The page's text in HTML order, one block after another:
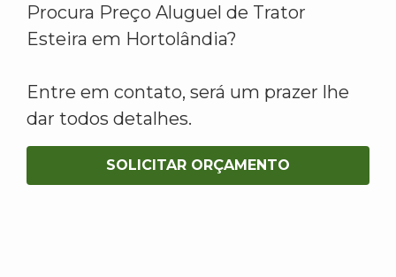
Procura Preço Aluguel de Trator
Esteira em Hortolândia?
Entre em contato, será um prazer lhe
dar todos detalhes.
SOLICITAR ORÇAMENTO